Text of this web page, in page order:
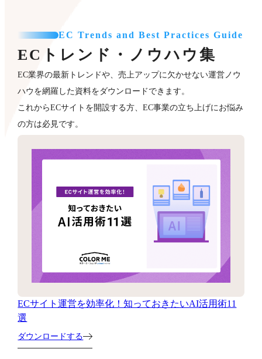
EC Trends and Best Practices Guide
ECトレンド・ノウハウ集
EC業界の最新トレンドや、売上アップに欠かせない運営ノウ
ハウを網羅した資料をダウンロードできます。
これからECサイトを開設する方、EC事業の立ち上げにお悩み
の方は必見です。
ECサイト運営を効率化！知っておきたいAI活用術11
選
ダウンロードする